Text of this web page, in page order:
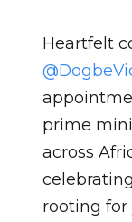
Heartfelt
prime
across
rooting for